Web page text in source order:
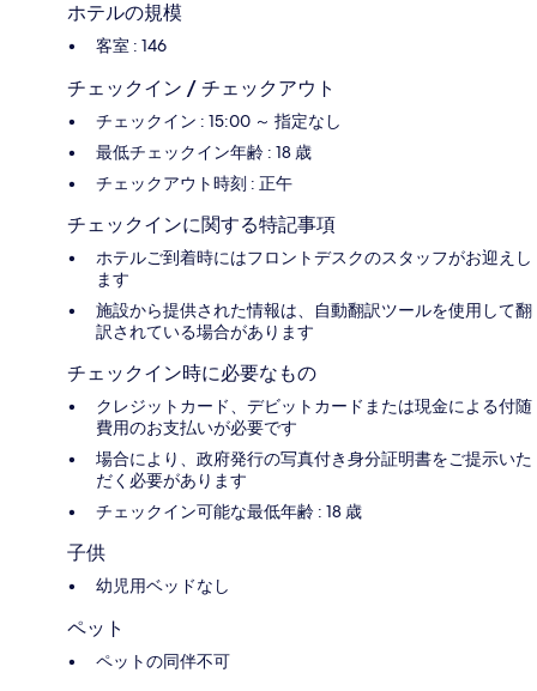
ホテルの規模
客室 : 146
チェックイン / チェックアウト
チェックイン : 15:00 ～ 指定なし
最低チェックイン年齢 : 18 歳
チェックアウト時刻 : 正午
チェックインに関する特記事項
ホテルご到着時にはフロントデスクのスタッフがお迎えし
ます
施設から提供された情報は、自動翻訳ツールを使用して翻
訳されている場合があります
チェックイン時に必要なもの
クレジットカード、デビットカードまたは現金による付随
費用のお支払いが必要です
場合により、政府発行の写真付き身分証明書をご提示いた
だく必要があります
チェックイン可能な最低年齢 : 18 歳
子供
幼児用ベッドなし
ペット
ペットの同伴不可